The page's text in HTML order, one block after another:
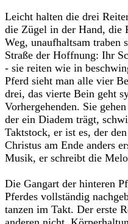
Leicht halten die drei
die Zügel in der Hand, die
Weg, unaufhaltsam traben
Straße der Hoffnung: Ihr
- sie reiten wie in
Pferd sieht man alle vier
drei, das vierte Bein geht
Vorhergehenden. Sie
der ein Diadem trägt,
Taktstock, er ist es, der
Christus am Ende anders
Musik, er schreibt die
Die Gangart der hinteren
Pferdes vollständig
tanzen im Takt. Der erste